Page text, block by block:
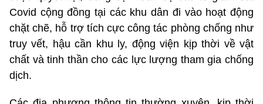
Covid cộng đồng tại các khu dân đi vào hoạt động
chặt chẽ, hỗ trợ tích cực công tác phòng chống như
truy vết, hậu cần khu ly, động viện kịp thời về vật
chất và tinh thần cho các lực lượng tham gia chống
dịch.